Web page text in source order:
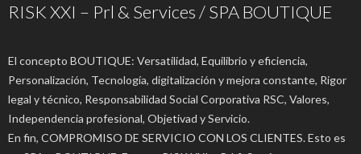
RISK XXI – Prl & Services / SPA BOUTIQUE
El concepto BOUTIQUE: Versatilidad, Equilibrio y eficiencia,
Personalización, Tecnología, digitalización y mejora constante, Rigor
legal y técnico, Responsabilidad Social Corporativa RSC, Valores,
Independencia profesional, Objetivad y Servicio.
En fin, COMPROMISO DE SERVICIO CON LOS CLIENTES. Esto es